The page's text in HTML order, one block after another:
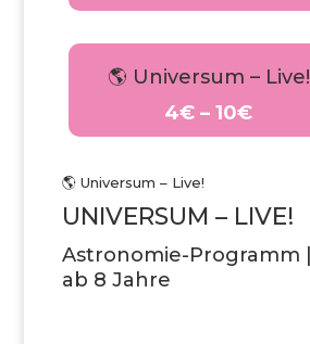
🌎 Universum – Live!
4€ – 10€
🌎 Universum – Live!
UNIVERSUM – LIVE!
Astronomie-Programm |
ab 8 Jahre